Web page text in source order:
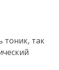
тоник, так